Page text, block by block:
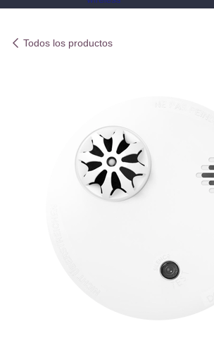
Todos los productos